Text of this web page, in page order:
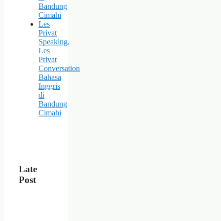
Bandung
Cimahi
Les
Privat
Speaking,
Les
Privat
Conversation
Bahasa
Inggris
di
Bandung
Cimahi
Late
Post